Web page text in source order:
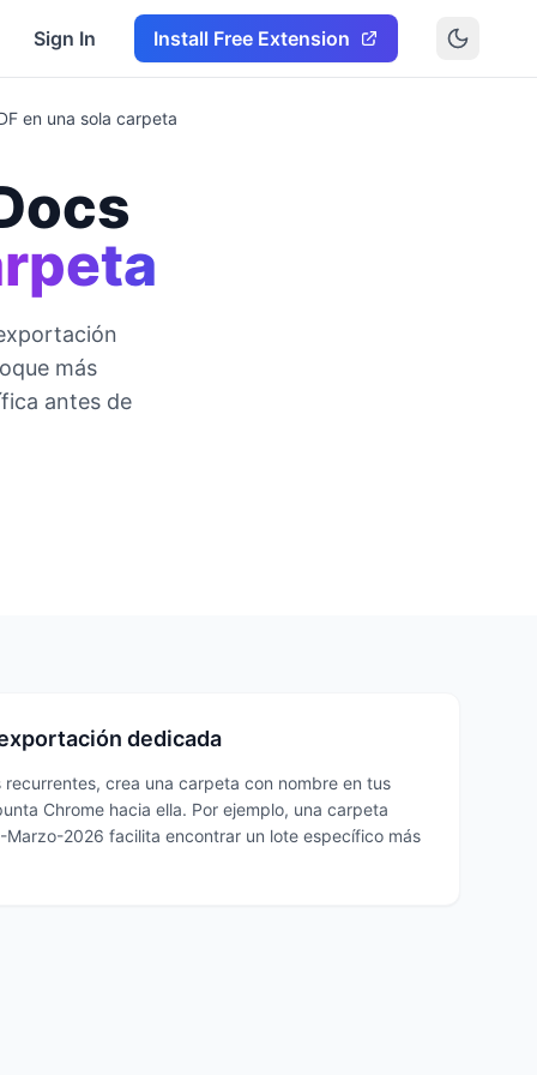
Sign In Install Free Extension
en una sola carpeta
más
antes de
dedicada
crea una carpeta con nombre en tus
Chrome hacia ella. Por ejemplo, una carpeta
Marzo-2026 facilita encontrar un lote específico más